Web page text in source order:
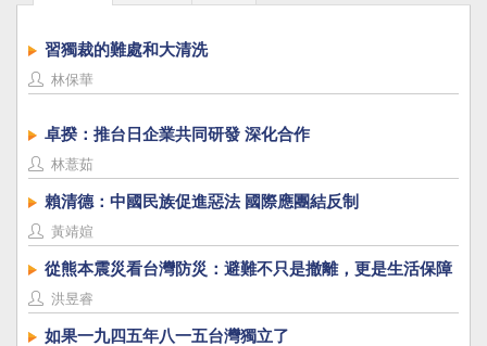
習獨裁的難處和大清洗
林保華
卓揆：推台日企業共同研發 深化合作
林薏茹
賴清德：中國民族促進惡法 國際應團結反制
黃靖媗
從熊本震災看台灣防災：避難不只是撤離，更是生活保障
洪昱睿
如果一九四五年八一五台灣獨立了